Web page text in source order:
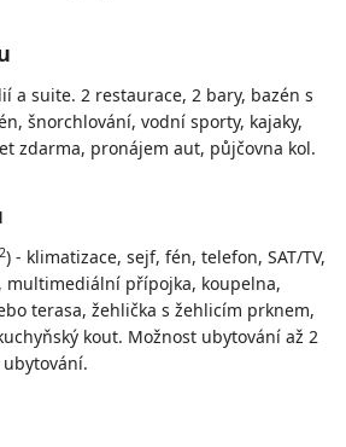
a suite. 2 restaurace, 2 bary, bazén s
šnorchlování, vodní sporty, kajaky,
zdarma, pronájem aut, půjčovna kol.
2) - klimatizace, sejf, fén, telefon, SAT/TV,
multimediální přípojka, koupelna,
terasa, žehlička s žehlicím prknem,
kout. Možnost ubytování až 2